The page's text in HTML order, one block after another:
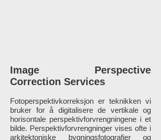
Image Perspective
Correction Services
Fotoperspektivkorreksjon er teknikken vi
bruker for å digitalisere de vertikale og
horisontale perspektivforvrengningene i et
bilde. Perspektivforvrengninger vises ofte i
arkitektoniske bygningsfotografier og